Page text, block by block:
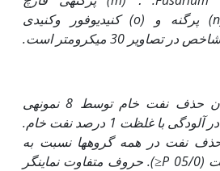
پرگنه و (o)
کنیدیوفور وکنیدی
در تصاویر 30 میکرومتر است.
حذف نفت خام توسط 8 نمونه
ی
ی شاهد در آلودگی با غلظت 1 درصد نفت خام.
حذف نفت در همه گروه‏ها نسبت به
(05/0
P≤
). حروف متفاوت نماینگر